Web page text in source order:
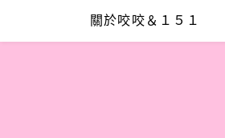
content
關於咬咬＆１５１